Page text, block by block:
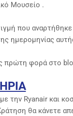
Μουσείο .
που
ημερομηνίας
πρώτη φορά στο
με την Ryanair και
θα κάνετε